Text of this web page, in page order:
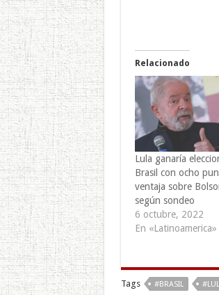
Relacionado
Lula ganaría
Brasil con ocho
ventaja sobre
según sondeo
6 octubre, 2022
En «Latinoamerica»
Tags #BRASIL